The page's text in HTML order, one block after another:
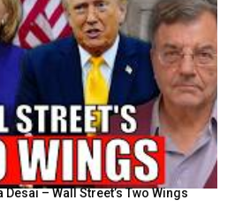
– Wall Street’s Two Wings